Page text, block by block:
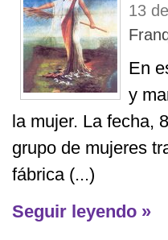
13
En
y
la mujer. La fecha,
grupo de mujeres
fábrica (...)
Seguir leyendo »